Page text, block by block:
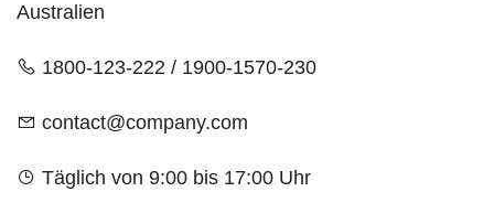
Australien
1800-123-222 / 1900-1570-230
contact@company.com
Täglich von 9:00 bis 17:00 Uhr